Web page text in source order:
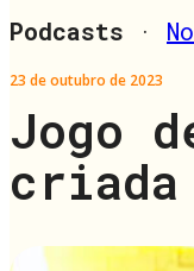
Podcasts ·
23 de outubro de 2023
Jogo